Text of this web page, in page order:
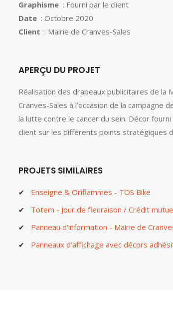
Graphisme : Fourni par le client
Date : Octobre 2020
Client : Mairie de Cranves-Sales
APERÇU DU PROJET
Réalisation des drapeaux publicitaires de la
Cranves-Sales à l’occasion de la campagne
la lutte contre le cancer du sein. Décor
client sur les différents points stratégiques
PROJETS SIMILAIRES
Enseigne & Oriflammes - TOS Bike
Totem - Jour de fleuraison / Crédit
Panneau d’information - Mairie de
Panneaux d’affichage avec décors